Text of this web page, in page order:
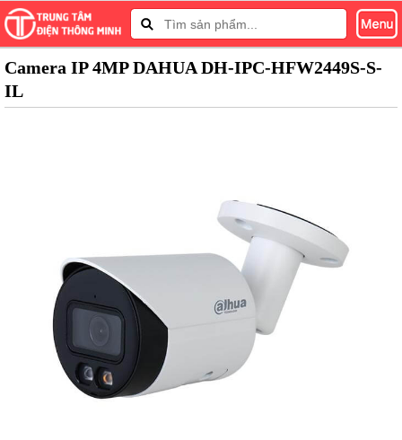
Camera IP 4MP DAHUA DH-IPC-HFW2449S-S-
IL